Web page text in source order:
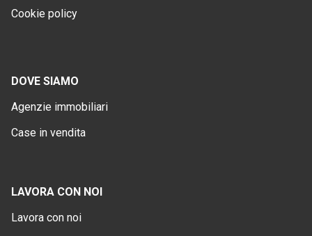
Cookie policy
DOVE SIAMO
Agenzie immobiliari
Case in vendita
LAVORA CON NOI
Lavora con noi